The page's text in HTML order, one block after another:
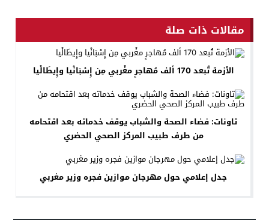
مقالات ذات صلة
الأزمة تُبعد 170 ألف مُهاجرٍ مغْربي مِن إِسْبَانْيا وإِيطَالْيا
تاونات: فضاء الصحة والشباب يوقف خدماته بعد اقتحامه
من طرف طبيب المركز الصحي الحضري
جدل إعلامي حول مهرجان موازين فجره وزير مغربي